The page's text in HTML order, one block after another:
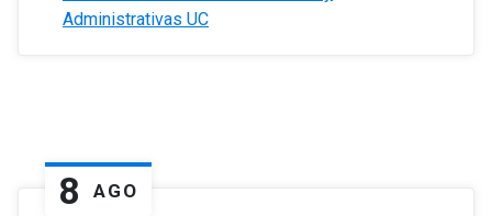
Administrativas UC
8 AGO